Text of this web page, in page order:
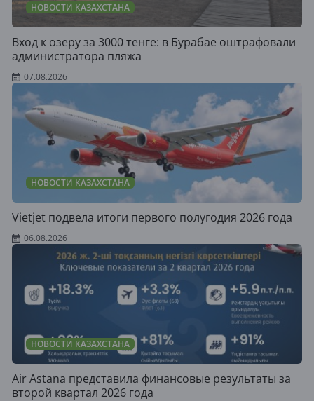
НОВОСТИ КАЗАХСТАНА
Вход к озеру за 3000 тенге: в Бурабае оштрафовали
администратора пляжа
07.08.2026
НОВОСТИ КАЗАХСТАНА
Vietjet подвела итоги первого полугодия 2026 года
06.08.2026
НОВОСТИ КАЗАХСТАНА
Air Astana представила финансовые результаты за
второй квартал 2026 года